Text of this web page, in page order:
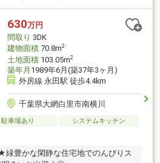
630万円
間取り 3DK
建物面積70.8m2
土地面積103.05m2
築年月 1989年6月(築37年3ヶ月)
外房線 永田駅 徒歩4.4km
千葉県大網白里市南横川
駐車場あり
システムキッチン
豊かな閑静な住宅地でのんびりス